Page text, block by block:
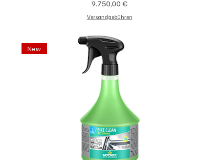
Preis
9.750,00 €
Versandgebühren
New